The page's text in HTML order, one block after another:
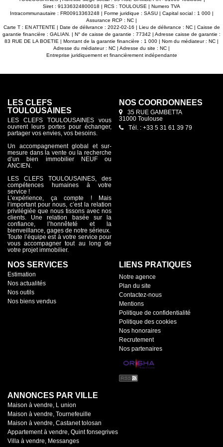
Siret : 91336324800018 | RCS : TOULOUSE | Numero TVA
Intracommunautaire : FR00913363248 | Forme juridique : SASU | Capital social : 1 000 |
Assurance RCP : NC |
Carte T : EN ATTENTE | Date de délivrance : 2022-02-16 | Lieu de délivrance : NC | Caisse de
garantie financière : GALIAN. | N° de caisse de garantie : 77342 | Adresse caisse de garantie :
83 RUE DE LA BOETIE | Montant de la garantie financière : 1 000 | Nom du médiateur : NC |
Adresse du médiateur : NC | Adresse du site : NC |
Entreprise juridiquement et financièrement indépendante
LES CLEFS
TOULOUSAINES
LES CLEFS TOULOUSAINES vous
ouvrent leurs portes pour échanger,
partager vos envies, vos besoins.
Un accompagnement global et sur-
mesure dans la vente ou la recherche
d’un bien immobilier NEUF ou
ANCIEN.
LES CLEFS TOULOUSAINES, des
compétences humaines à votre
service !
L’expérience, ça compte ! Mais
l’important pour nous, c’est la relation
privilégiée que nous tissons avec nos
clients. Une relation basée sur la
confiance, l’honnêteté et la
bienveillance, gages de notre sérieux.
Toute l’équipe est à votre service pour
vous accompagner tout au long de
votre projet immobilier.
NOS COORDONNÉES
35 RUE GAMBETTA
31000 Toulouse
Tél. : +33 5 31 61 39 79
NOS SERVICES
Estimation
Nos actualités
Nos outils
Nos biens vendus
LIENS PRATIQUES
Notre agence
Plan du site
Contactez-nous
Mentions
Politique de confidentialité
Politique des cookies
Nos honoraires
Recrutement
Nos partenaires
ANNONCES PAR VILLE
Maison à vendre, L union
Maison à vendre, Tournefeuille
Maison à vendre, Castanet tolosan
Appartement à vendre, Quint fonsegrives
Villa à vendre, Messanges